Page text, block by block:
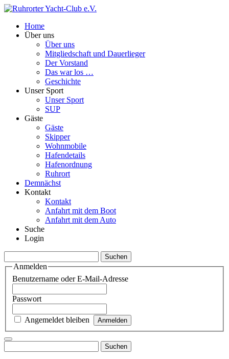
Home
Über uns
Über uns
Mitgliedschaft und Dauerlieger
Der Vorstand
Das war los …
Geschichte
Unser Sport
Unser Sport
SUP
Gäste
Gäste
Skipper
Wohnmobile
Hafendetails
Hafenordnung
Ruhrort
Demnächst
Kontakt
Kontakt
Anfahrt mit dem Boot
Anfahrt mit dem Auto
Suche
Login
nach:Anmelden
Benutzername oder E-Mail-Adresse
Passwort
Angemeldet bleiben
nach: